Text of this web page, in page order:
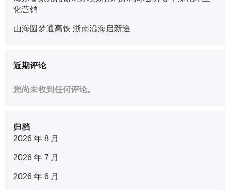
化营销
山海圆梦通高铁 浙南沿海启新途
近期评论
您尚未收到任何评论。
归档
2026 年 8 月
2026 年 7 月
2026 年 6 月